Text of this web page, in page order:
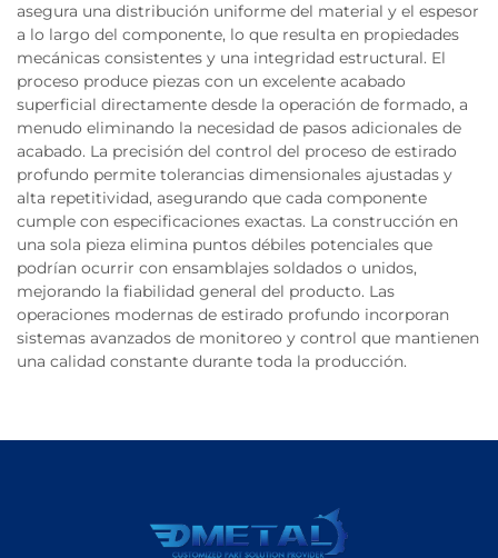
asegura una distribución uniforme del material y el espesor
a lo largo del componente, lo que resulta en propiedades
mecánicas consistentes y una integridad estructural. El
proceso produce piezas con un excelente acabado
superficial directamente desde la operación de formado, a
menudo eliminando la necesidad de pasos adicionales de
acabado. La precisión del control del proceso de estirado
profundo permite tolerancias dimensionales ajustadas y
alta repetitividad, asegurando que cada componente
cumple con especificaciones exactas. La construcción en
una sola pieza elimina puntos débiles potenciales que
podrían ocurrir con ensamblajes soldados o unidos,
mejorando la fiabilidad general del producto. Las
operaciones modernas de estirado profundo incorporan
sistemas avanzados de monitoreo y control que mantienen
una calidad constante durante toda la producción.